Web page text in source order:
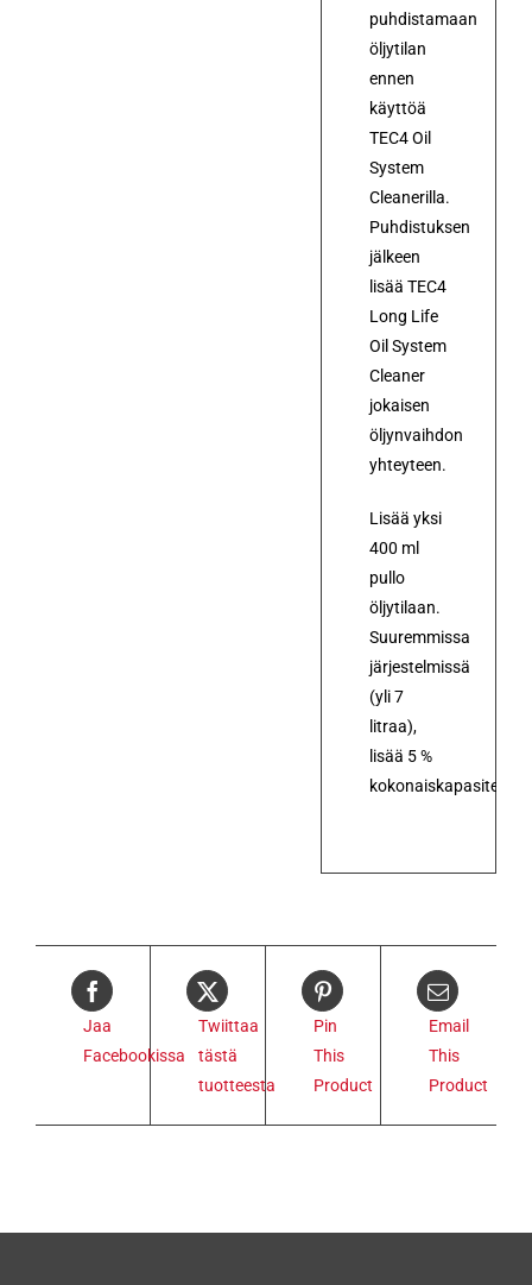
puhdistamaan
öljytilan
ennen
käyttöä
TEC4 Oil
System
Cleanerilla.
Puhdistuksen
jälkeen
lisää TEC4
Long Life
Oil System
Cleaner
jokaisen
öljynvaihdon
yhteyteen.
Lisää yksi
400 ml
pullo
öljytilaan.
Suuremmissa
järjestelmissä
(yli 7
litraa),
lisää 5 %
Jaa
Facebookissa
Twiittaa
tästä
tuotteesta
Pin
This
Product
Email
This
Product